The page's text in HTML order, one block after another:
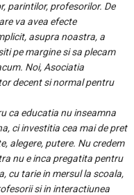
parintilor, profesorilor. De
va avea efecte
asupra noastra, a
pe margine si sa plecam
Noi, Asociatia
decent si normal pentru
ca educatia nu inseamna
ci investitia cea mai de pret
alegere, putere. Nu credem
nu e inca pregatita pentru
cu tarie in mersul la scoala,
si in interactiunea